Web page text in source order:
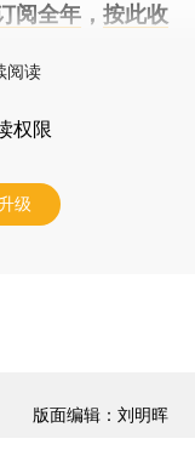
阅全年， 按此收
阅读
权限
级
版面编辑：刘明晖